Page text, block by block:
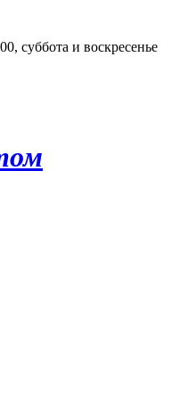
суббота и воскресенье